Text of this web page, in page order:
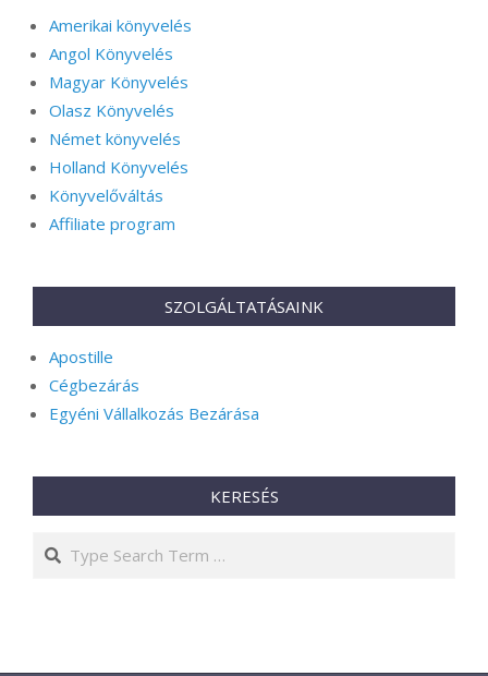
Amerikai könyvelés
Angol Könyvelés
Magyar Könyvelés
Olasz Könyvelés
Német könyvelés
Holland Könyvelés
Könyvelőváltás
Affiliate program
SZOLGÁLTATÁSAINK
Apostille
Cégbezárás
Egyéni Vállalkozás Bezárása
KERESÉS
Search